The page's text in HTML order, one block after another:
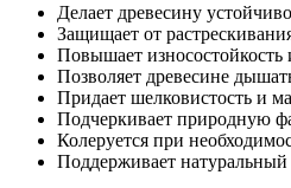
Делает древесину
Защищает от
Повышает износостойкость
Позволяет древесине
Придает шелковистость и
Подчеркивает природную
Колеруется при
Поддерживает натуральный